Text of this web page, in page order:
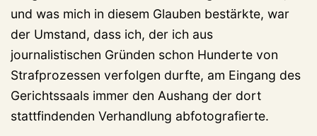
und was mich in diesem Glauben bestärkte, war
der Umstand, dass ich, der ich aus
journalistischen Gründen schon Hunderte von
Strafprozessen verfolgen durfte, am Eingang des
Gerichtssaals immer den Aushang der dort
stattfindenden Verhandlung abfotografierte.